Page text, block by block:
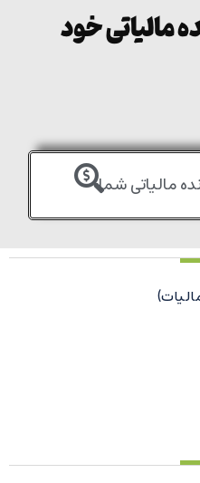
مالیاتی خود
مالیاتی شما